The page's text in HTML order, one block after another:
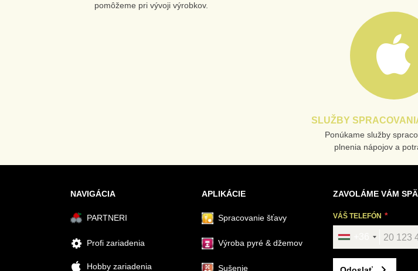
pomôžeme pri vývoji výrobkov.
SLUŽBY
Ponúkame služby
plnenia nápojov a
NAVIGÁCIA
PARTNERI
Profi zariadenia
Hobby zariadenia
APLIKÁCIE
Spracovanie šťavy
Výroba pyré & džemov
Sušenie
ZAVOLÁME VÁM
VÁŠ TELEFÓN